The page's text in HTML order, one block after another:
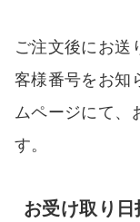
ご注文後にお送
客様番号をお知
ムページにて、
す。
お受け取り日